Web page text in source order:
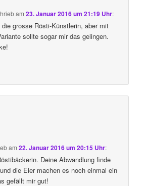
am23. Januar 2016 um 21:19 Uhr:
grosse Rösti-Künstlerin, aber mit
sollte sogar mir das gelingen.
am22. Januar 2016 um 20:15 Uhr:
Deine Abwandlung finde
die Eier machen es noch einmal ein
gefällt mir gut!